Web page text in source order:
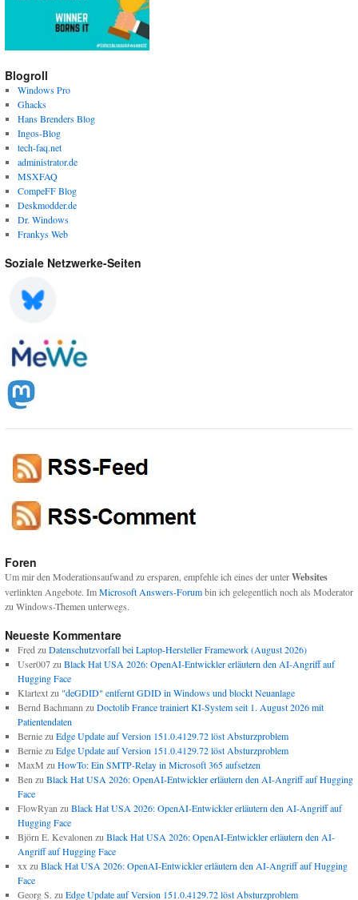
Blogroll
Windows Pro
Ghacks
Hans Brenders Blog
Ingos-Blog
tech-faq.net
administrator.de
MSXFAQ
CompeFF Blog
Deskmodder.de
Dr. Windows
Frankys Web
Soziale Netzwerke-Seiten
Foren
Um mir den Moderationsaufwand zu ersparen, empfehle ich eines der unterWebsites
verlinkten Angebote. ImMicrosoft Answers-Forumbin ich gelegentlich noch als Moderator
zu Windows-Themen unterwegs.
Neueste Kommentare
Fred zu Datenschutzvorfall bei Laptop-Hersteller Framework (August 2026)
User007zu Black Hat USA 2026: OpenAI-Entwickler erläutern den AI-Angriff auf
Hugging Face
Klartextzu "deGDID" entfernt GDID in Windows und blockt Neuanlage
Bernd Bachmann zu Doctolib France trainiert KI-System seit 1. August 2026 mit
Patientendaten
Berniezu Edge Update auf Version 151.0.4129.72 löst Absturzproblem
Berniezu Edge Update auf Version 151.0.4129.72 löst Absturzproblem
MaxM zu HowTo: Ein SMTP-Relay in Microsoft 365 aufsetzen
Ben zu Black Hat USA 2026: OpenAI-Entwickler erläutern den AI-Angriff auf Hugging
Face
FlowRyan zu Black Hat USA 2026: OpenAI-Entwickler erläutern den AI-Angriff auf
Hugging Face
Björn E. Kevalonen zu Black Hat USA 2026: OpenAI-Entwickler erläutern den AI-
Angriff auf Hugging Face
xx zu Black Hat USA 2026: OpenAI-Entwickler erläutern den AI-Angriff auf Hugging
Face
Georg S. zu Edge Update auf Version 151.0.4129.72 löst Absturzproblem